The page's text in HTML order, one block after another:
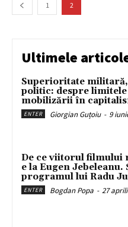
1 2
Ultimele
Superioritate militară,
politic: despre limitele
mobilizării în
ENTER Giorgian Guțoiu - 9
De ce viitorul filmului
e la Eugen Jebeleanu.
programul lui Radu
ENTER Bogdan Popa - 27